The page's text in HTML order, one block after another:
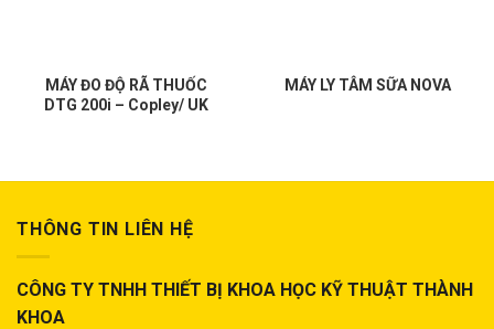
MÁY ĐO ĐỘ RÃ THUỐC
DTG 200i – Copley/ UK
MÁY LY TÂM SỮA NOVA
THÔNG TIN LIÊN HỆ
CÔNG TY TNHH THIẾT BỊ KHOA HỌC KỸ THUẬT THÀNH
KHOA